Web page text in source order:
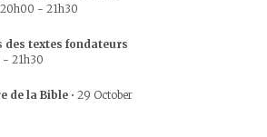
20h00 - 21h30
des textes fondateurs
- 21h30
de la Bible • 29 October